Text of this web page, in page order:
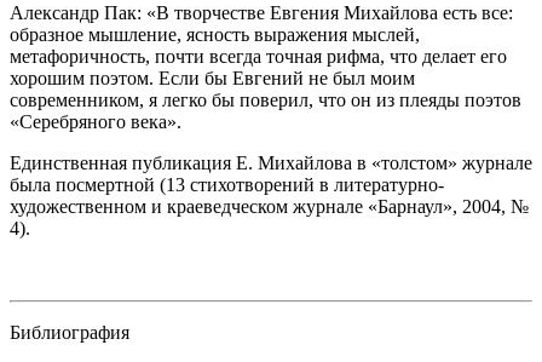
Александр Пак: «В творчестве Евгения Михайлова есть все:
образное мышление, ясность выражения мыслей,
метафоричность, почти всегда точная рифма, что делает его
хорошим поэтом. Если бы Евгений не был моим
современником, я легко бы поверил, что он из плеяды поэтов
«Серебряного века».
Единственная публикация Е. Михайлова в «толстом» журнале
была посмертной (13 стихотворений в литературно-
художественном и краеведческом журнале «Барнаул», 2004, №
4).
Библиография